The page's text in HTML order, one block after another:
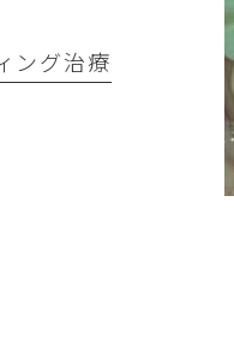
ング治療